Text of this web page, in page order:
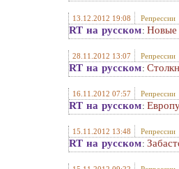
13.12.2012 19:08 Репрессии
RT на русском: Новые
28.11.2012 13:07 Репрессии
RT на русском:
16.11.2012 07:57 Репрессии
RT на русском:
15.11.2012 13:48 Репрессии
RT на русском: